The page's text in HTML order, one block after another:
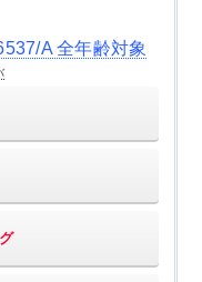
A 全年齢対象